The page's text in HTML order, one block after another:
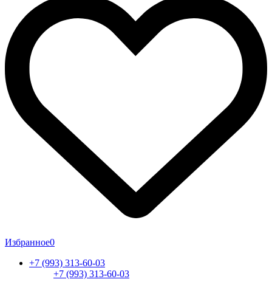
Избранное0
+7 (993) 313-60-03
+7 (993) 313-60-03